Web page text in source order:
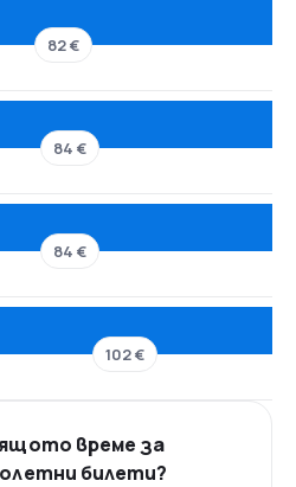
82 €
84 €
84 €
102 €
време за
билети?